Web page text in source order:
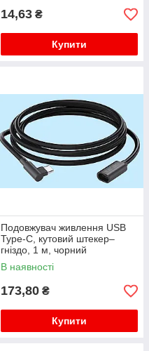
14,63 ₴
Купити
Подовжувач живлення USB
Type-C, кутовий штекер–
гніздо, 1 м, чорний
В наявності
173,80 ₴
Купити